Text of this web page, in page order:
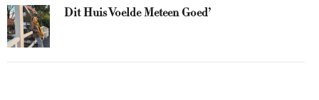
Dit Huis Voelde Meteen Goed’